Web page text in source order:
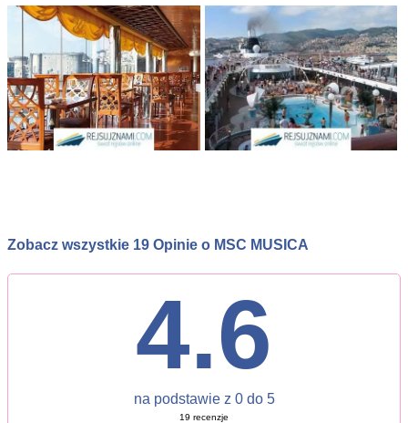
Zobacz wszystkie 19 Opinie o MSC MUSICA
4.6
na podstawie z 0 do 5
19 recenzje